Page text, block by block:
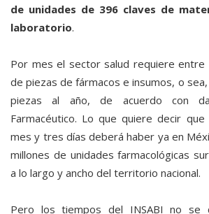
de unidades de 396 claves de
laboratorio.
Por mes el sector salud requiere entre
de piezas de fármacos e insumos, o
piezas al año, de acuerdo con
Farmacéutico. Lo que quiere decir
mes y tres días deberá haber ya en
millones de unidades farmacológicas
a lo largo y ancho del territorio nacional.
Pero los tiempos del INSABI no se